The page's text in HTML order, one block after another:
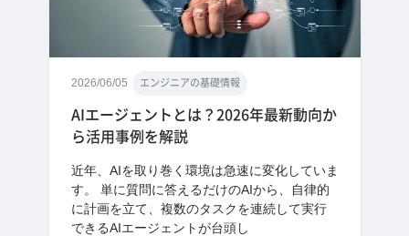
2026/06/05 エンジニアの基礎情報
AIエージェントとは？2026年最新動向か
ら活用事例を解説
近年、AIを取り巻く環境は急速に変化していま
す。 単に質問に答えるだけのAIから、自律的
に計画を立て、複数のタスクを連続して実行
できるAIエージェントが台頭し